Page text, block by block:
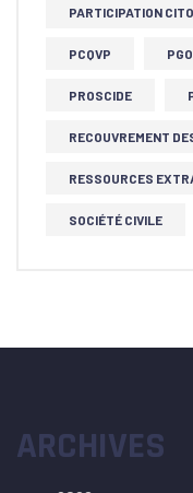
PARTICIPATION
PCQVP PGO
PROSCIDE
RECOUVREMENT
RESSOURCES
SOCIÉTÉ CIVILE
ARCHIVES